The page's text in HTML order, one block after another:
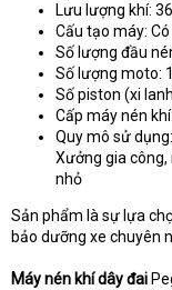
Lưu lượng khí:
Cấu tạo máy:
Số lượng đầu
Số lượng moto:
Số piston (xi
Cấp máy nén
Quy mô sử
Xưởng gia
nhỏ
Sản phẩm là sự lựa
bảo dưỡng xe chuyên
Máy nén khí dây đai